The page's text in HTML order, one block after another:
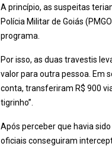
A princípio, as suspeitas
Polícia Militar de Goiás
programa.
Por isso, as duas travestis
valor para outra pessoa. Em
conta, transferiram R$ 900
tigrinho”.
Após perceber que havia
oficiais conseguiram